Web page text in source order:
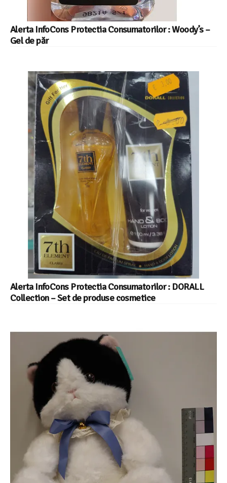
Alerta InfoCons Protectia Consumatorilor : Woody’s –
Gel de păr
Alerta InfoCons Protectia Consumatorilor : DORALL
Collection – Set de produse cosmetice